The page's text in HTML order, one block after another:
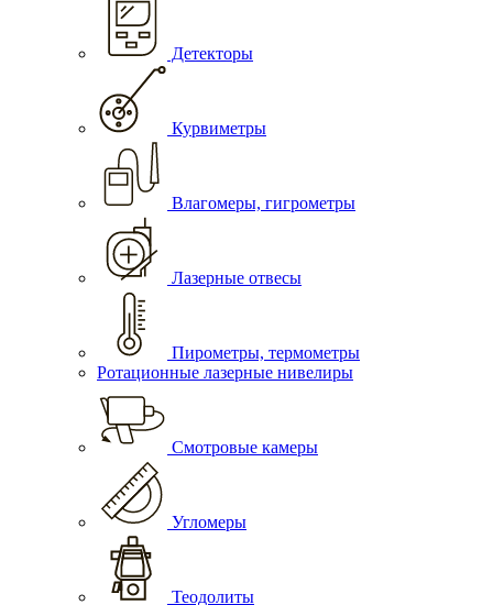
Детекторы
Курвиметры
Влагомеры, гигрометры
Лазерные отвесы
Пирометры, термометры
Ротационные лазерные нивелиры
Смотровые камеры
Угломеры
Теодолиты